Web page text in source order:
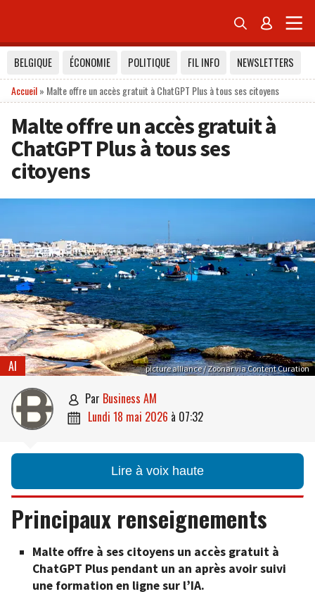
 
BELGIQUE ÉCONOMIE POLITIQUE FIL INFO
NEWSLETTERS
Accueil» Malte offre un accès gratuit à ChatGPT Plus à tous ses citoyens
Malte offre un accès gratuit à
ChatGPT Plus à tous ses
citoyens
picture alliance / Zoonar via Content Curation
AI
 par Business AM
 lundi 18 mai 2026 à 07:32
Lire à voix haute
Principaux renseignements
Malte offre à ses citoyens un accès gratuit à
ChatGPT Plus pendant un an après avoir suivi
une formation en ligne sur l’IA.